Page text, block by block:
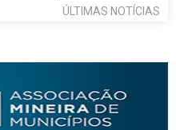
ÚLTIMAS NOTÍCIAS